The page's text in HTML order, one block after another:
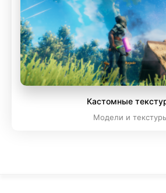
Кастомные
Модели и